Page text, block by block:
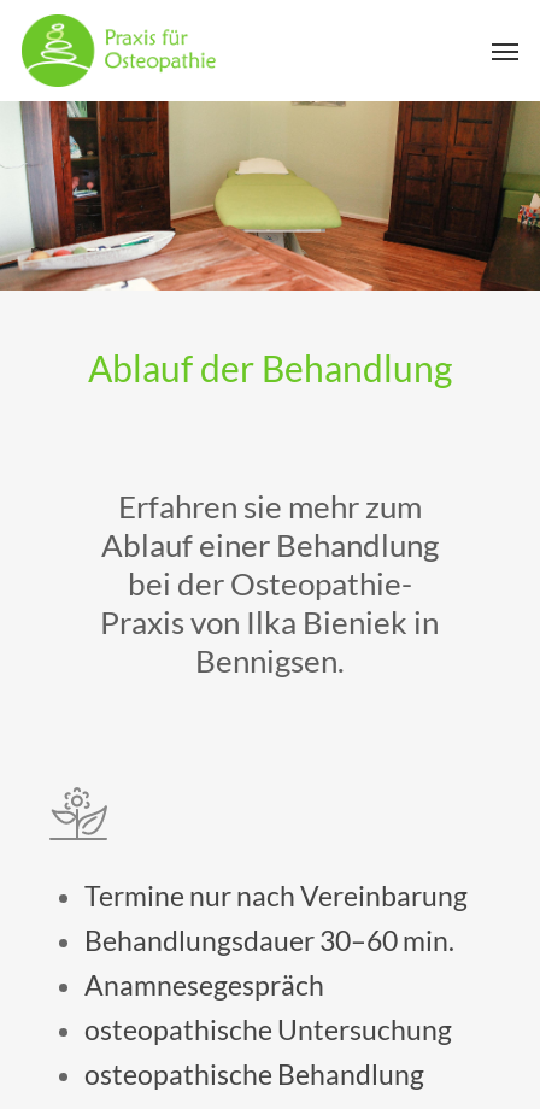
Skip
to
main
content
Ablauf der Behandlung
Erfahren sie mehr zum
Ablauf einer Behandlung
bei der Osteopathie-
Praxis von Ilka Bieniek in
Bennigsen.
Termine nur nach Vereinbarung
Behandlungsdauer 30–60 min.
Anamnesegespräch
osteopathische Untersuchung
osteopathische Behandlung